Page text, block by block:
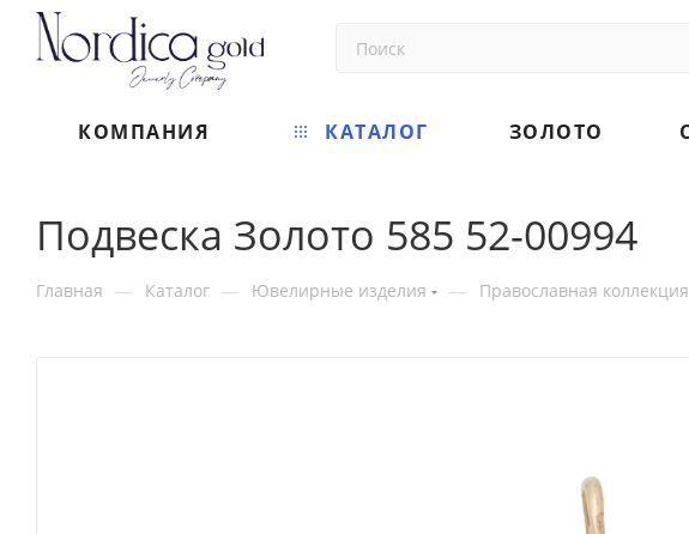
КОМПАНИЯ КАТАЛОГ ЗОЛОТО
Подвеска Золото 585 52-00994
Главная — Каталог — Ювелирные изделия — Православная коллекция